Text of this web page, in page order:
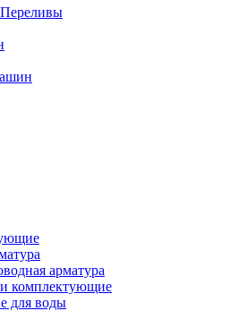
арматура
комплектующие
для воды